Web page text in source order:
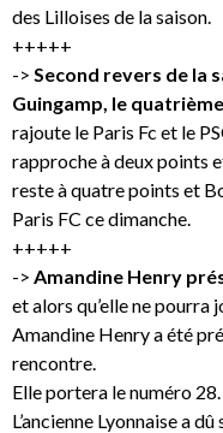
des Lilloises de la saison.
+++++
-> Second revers de la
Guingamp, le
rajoute le Paris Fc et le
rapproche à deux points
reste à quatre points et
Paris FC ce dimanche.
+++++
-> Amandine Henry
et alors qu’elle ne pourra
Amandine Henry a été
rencontre.
Elle portera le numéro 28.
L’ancienne Lyonnaise a